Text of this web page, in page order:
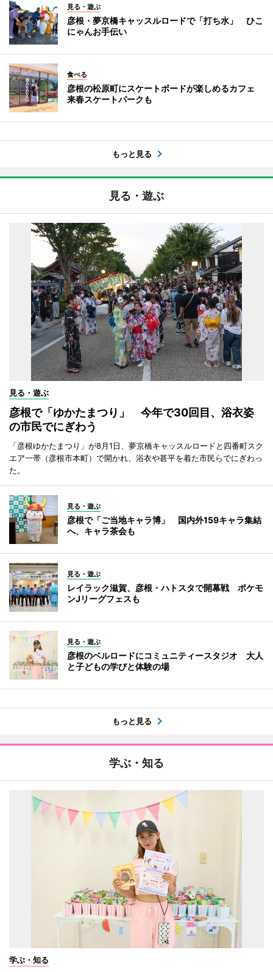
見る・遊ぶ
彦根・夢京橋キャッスルロードで「打ち水」 ひこ
にゃんお手伝い
食べる
彦根の松原町にスケートボードが楽しめるカフェ
来春スケートパークも
もっと見る
見る・遊ぶ
見る・遊ぶ
彦根で「ゆかたまつり」 今年で30回目、浴衣姿
の市民でにぎわう
「彦根ゆかたまつり」が8月1日、夢京橋キャッスルロードと四番町スク
エア一帯（彦根市本町）で開かれ、浴衣や甚平を着た市民らでにぎわっ
た。
見る・遊ぶ
彦根で「ご当地キャラ博」 国内外159キャラ集結
へ、キャラ茶会も
見る・遊ぶ
レイラック滋賀、彦根・ハトスタで開幕戦 ポケモ
ンJリーグフェスも
見る・遊ぶ
彦根のベルロードにコミュニティースタジオ 大人
と子どもの学びと体験の場
もっと見る
学ぶ・知る
学ぶ・知る